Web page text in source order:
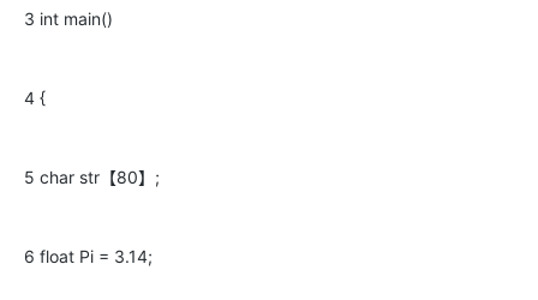
3 int main()
4 {
5 char str【80】;
6 float Pi = 3.14;